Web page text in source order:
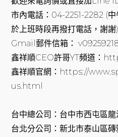
市內電話：04-2251-2282 (中
於上班時段再撥打電話，謝謝)
Gmail郵件信箱：
鑫祥順CEO許哥YT頻道：
鑫祥順官網：https://
us.html
台中總公司：台中市西屯區
台北分公司：新北市泰山區磚